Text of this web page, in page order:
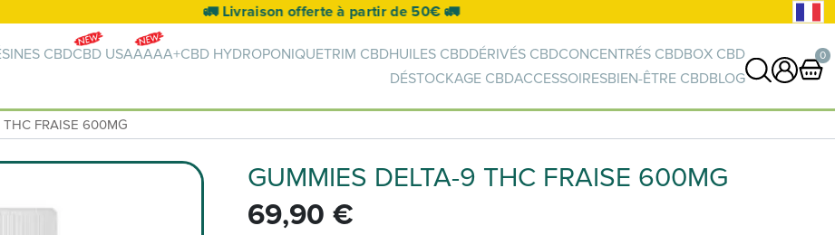
🚛 Livraison offerte à partir de 50€ 🚛
CBDCBD USAAAAA+CBD HYDROPONIQUETRIM CBDHUILES CBDDÉRIVÉS CBDCONCENTRÉS CBDBOX CBD
DÉSTOCKAGE CBDACCESSOIRESBIEN-ÊTRE CBDBLOG
0
FRAISE 600MG
GUMMIES DELTA-9 THC FRAISE 600MG
69,90 €